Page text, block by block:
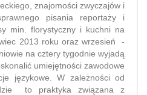
znajomości zwyczajów i
pisania reportaży i
min. florystyczny i kuchni na
2013 roku oraz wrzesień -
na cztery tygodnie wyjadą
umiejętności zawodowe
językowe. W zależności od
to praktyka związana z